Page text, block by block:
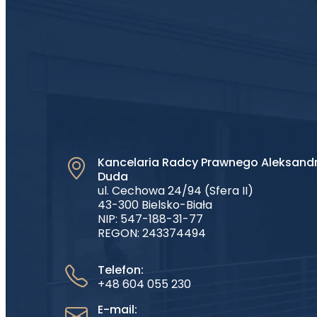
Kancelaria Radcy Prawnego
Duda
ul. Cechowa 24/94 (Sfera II)
43-300 Bielsko-Biała
NIP: 547-188-31-77
REGON: 243374494
Telefon:
+48 604 055 230
E-mail: